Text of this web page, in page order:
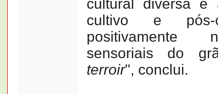
cultural diversa e
cultivo e pós-
positivamente
sensoriais do
terroir", conclui.